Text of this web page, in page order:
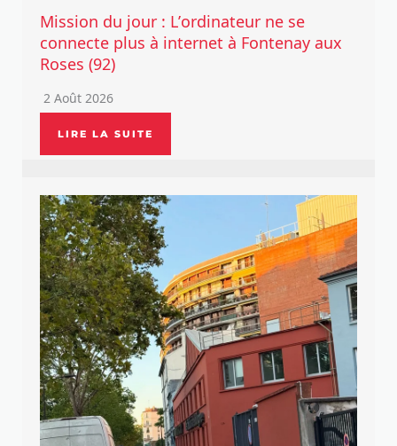
Mission du jour : L’ordinateur ne se
connecte plus à internet à Fontenay aux
Roses (92)
2 Août 2026
LIRE LA SUITE